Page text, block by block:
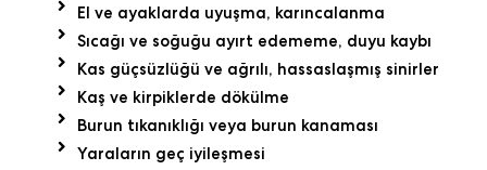
El ve ayaklarda uyuşma, karıncalanma
Sıcağı ve soğuğu ayırt edememe, duyu kaybı
Kas güçsüzlüğü ve ağrılı, hassaslaşmış sinirler
Kaş ve kirpiklerde dökülme
Burun tıkanıklığı veya burun kanaması
Yaraların geç iyileşmesi